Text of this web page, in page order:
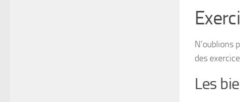
N’oublions
des
Les